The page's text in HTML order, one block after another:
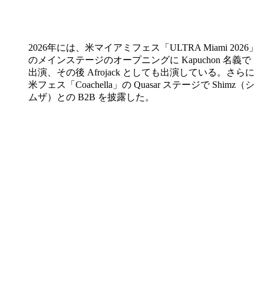
2026年には、米マイアミフェス「ULTRA Miami 2026」
のメインステージのオープニングに Kapuchon 名義で
出演、その後 Afrojack としても出演している。さらに
米フェス「Coachella」の Quasar ステージで Shimz（シ
ムザ）との B2B を披露した。